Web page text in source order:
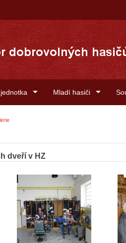
Mladí hasiči
dveří v HZ